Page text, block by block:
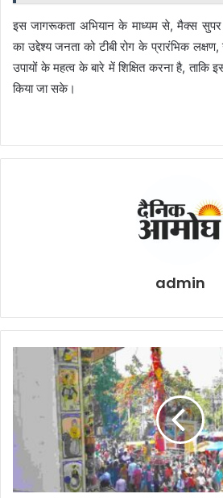
इस जागरूकता अभियान के माध्यम से, मैक्स सुपर
का उद्देश्य जनता को टीबी रोग के प्रारंभिक
उपायों के महत्व के बारे में शिक्षित करना है, ताकि
किया जा सके।
admin